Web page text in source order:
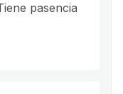
pasencia